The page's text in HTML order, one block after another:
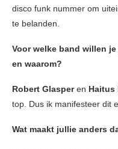
disco funk nummer om
te belanden.
Voor welke band willen
en waarom?
Robert Glasperen Haitus
top. Dus ik manifesteer dit
Wat maakt jullie anders